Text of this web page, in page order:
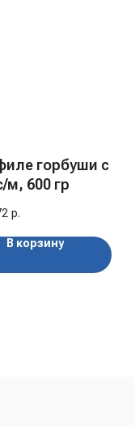
горбуши с
600 гр
р.
В корзину